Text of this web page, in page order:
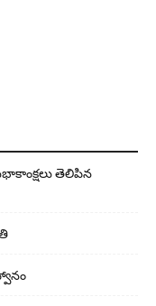
తెలిపిన